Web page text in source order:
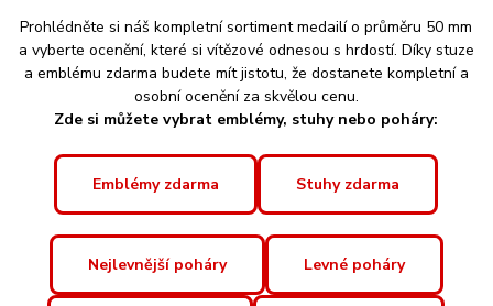
Prohlédněte si náš kompletní sortiment medailí o průměru 50 mm
a vyberte ocenění, které si vítězové odnesou s hrdostí. Díky stuze
a emblému zdarma budete mít jistotu, že dostanete kompletní a
osobní ocenění za skvělou cenu.
Zde si můžete vybrat emblémy, stuhy nebo poháry:
Emblémy zdarma Stuhy zdarma
Nejlevnější poháry Levné poháry